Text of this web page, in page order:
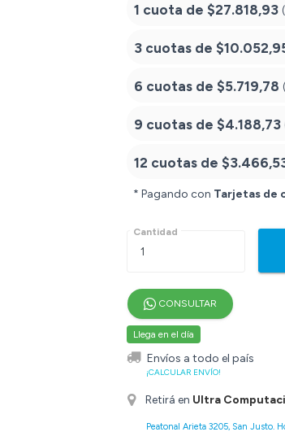
1 cuota de $27.818,93
3 cuotas de
6 cuotas de $5.719,78
9 cuotas de $4.188,73
12 cuotas de
* Pagando con Tarjetas de
Cantidad
CONSULTAR
Llega en el día
Envíos a todo el país
¡CALCULAR ENVÍO!
Retirá en Ultra
Peatonal Arieta 3205, San Justo.